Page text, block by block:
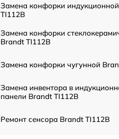
Замена конфорки
TI112B
Замена конфорки
Brandt TI112B
Замена конфорки чугунной
Замена инвентора в
панели Brandt TI112B
Ремонт сенсора Brandt TI112B